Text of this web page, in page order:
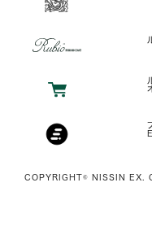
COPYRIGHT© NISSIN EX.